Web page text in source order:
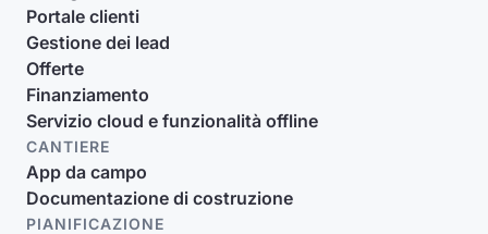
Portale clienti
Gestione dei lead
Offerte
Finanziamento
Servizio cloud e funzionalità offline
CANTIERE
App da campo
Documentazione di costruzione
PIANIFICAZIONE